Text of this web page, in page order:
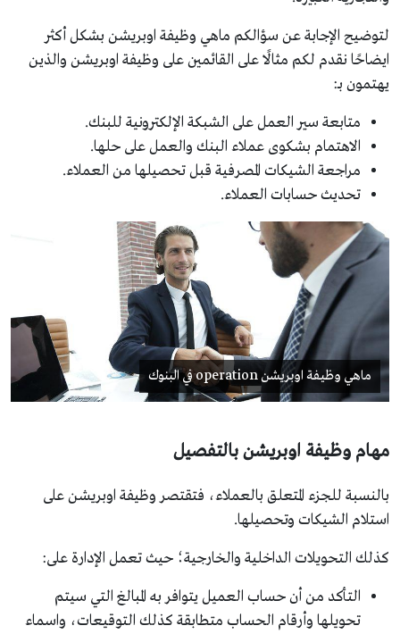
لتوضيح الإجابة عن سؤالكم ماهي وظيفة اوبريشن بشكل أكثر
ايضاحًا نقدم لكم مثالًا على القائمين على وظيفة اوبريشن والذين
يهتمون بـ:
متابعة سير العمل على الشبكة الإلكترونية للبنك.
الاهتمام بشكوى عملاء البنك والعمل على حلها.
مراجعة الشيكات المصرفية قبل تحصيلها من العملاء.
تحديث حسابات العملاء.
ماهي وظيفة اوبريشن operation في البنوك
مهام وظيفة اوبريشن بالتفصيل
بالنسبة للجزء المتعلق بالعملاء، فتقتصر وظيفة اوبريشن على
استلام الشيكات وتحصيلها.
كذلك التحويلات الداخلية والخارجية؛ حيث تعمل الإدارة على:
التأكد من أن حساب العميل يتوافر به المبالغ التي سيتم
تحويلها وأرقام الحساب متطابقة كذلك التوقيعات، واسماء